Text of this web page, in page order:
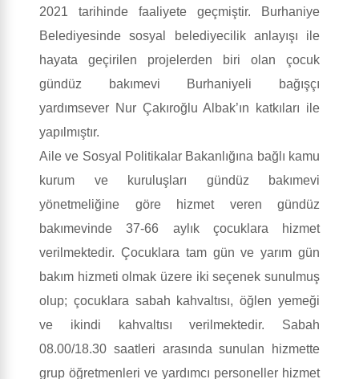
2021 tarihinde faaliyete geçmiştir. Burhaniye
Belediyesinde sosyal belediyecilik anlayışı ile
hayata geçirilen projelerden biri olan çocuk
gündüz bakımevi Burhaniyeli bağışçı
yardımsever Nur Çakıroğlu Albak’ın katkıları ile
yapılmıştır.
Aile ve Sosyal Politikalar Bakanlığına bağlı kamu
kurum ve kuruluşları gündüz bakımevi
yönetmeliğine göre hizmet veren gündüz
bakımevinde 37-66 aylık çocuklara hizmet
verilmektedir. Çocuklara tam gün ve yarım gün
bakım hizmeti olmak üzere iki seçenek sunulmuş
olup; çocuklara sabah kahvaltısı, öğlen yemeği
ve ikindi kahvaltısı verilmektedir. Sabah
08.00/18.30 saatleri arasında sunulan hizmette
grup öğretmenleri ve yardımcı personeller hizmet